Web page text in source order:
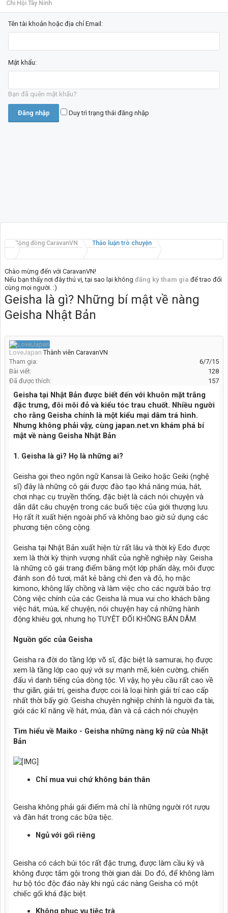
Chi Hội Tây Ninh
Tên tài khoản hoặc địa chỉ Email:
Mật khẩu:
Bạn đã quên mật khẩu?
Duy trì trạng thái đăng nhập
Cộng đồng CaravanVN Thảo luận trò chuyện
Chào mừng đến với CaravanVN!
Nếu bạn thấy nơi đây thú vị, tại sao lại không đăng ký tham gia để trao đổi
cùng mọi người. :)
Geisha là gì? Những bí mật về nàng
Geisha Nhật Bản
LoveJapan Thành viên CaravanVN
Tham gia:
6/7/15
Bài viết:
128
Đã được thích:
157
Geisha tại Nhật Bản được biết đến với khuôn mặt trắng
đặc trưng, đôi môi đỏ và kiểu tóc trau chuốt. Nhiều người
cho rằng Geisha chính là một kiểu mại dâm trá hình.
Nhưng không phải vậy, cùng japan.net.vn khám phá bí
mật về nàng Geisha Nhật Bản
1. Geisha là gì? Họ là những ai?
Geisha gọi theo ngôn ngữ Kansai là Geiko hoặc Geiki (nghệ
sĩ) đây là những cô gái được đào tạo khả năng múa, hát,
chơi nhạc cụ truyền thống, đặc biệt là cách nói chuyện và
dẫn dắt câu chuyện trong các buổi tiệc của giới thượng lưu.
Họ rất ít xuất hiện ngoài phố và không bao giờ sử dụng các
phương tiện công cộng.
Geisha tại Nhật Bản xuất hiện từ rất lâu và thời kỳ Edo được
xem là thời kỳ thịnh vượng nhất của nghề nghiệp này. Geisha
là những cô gái trang điểm bằng một lớp phấn dày, môi được
đánh son đỏ tươi, mắt kẻ bằng chì đen và đỏ, họ mặc
kimono, không lấy chồng và làm việc cho các người bảo trợ.
Công việc chính của các Geisha là mua vui cho khách bằng
việc hát, múa, kể chuyện, nói chuyện hay cả những hành
động khiêu gợi, nhưng họ TUYỆT ĐỐI KHÔNG BÁN DÂM.
Nguồn gốc của Geisha
Geisha ra đời do tầng lớp võ sĩ, đặc biệt là samurai, họ được
xem là tầng lớp cao quý với sự mạnh mẽ, kiên cường, chiến
đấu vì danh tiếng của dòng tộc. Vì vậy, họ yêu cầu rất cao về
thư giãn, giải trí, geisha được coi là loại hình giải trí cao cấp
nhất thời bấy giờ. Geisha chuyên nghiệp chính là người đa tài,
giỏi các kĩ năng về hát, múa, đàn và cả cách nói chuyện
Tìm hiểu về Maiko - Geisha những nàng kỹ nữ của Nhật
Bản
Chỉ mua vui chứ không bán thân
Geisha không phải gái điếm mà chỉ là những người rót rượu
và đàn hát trong các bữa tiệc.
Ngủ với gối riêng
Geisha có cách búi tóc rất đặc trưng, được làm cầu kỳ và
không được tắm gội trong thời gian dài. Do đó, để không làm
hư bộ tóc độc đáo này khi ngủ các nàng Geisha có một
chiếc gối khá đặc biệt.
Không phục vụ tiệc trà